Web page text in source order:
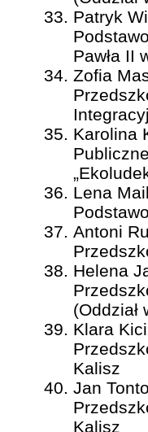
Patryk
Pawła II
Zofia
Karolina
Lena
Antoni
Helena
(Oddział
Klara
Kalisz
Jan
Kalisz